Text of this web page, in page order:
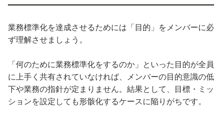
業務標準化を達成させるためには「目的」をメンバーに必
ず理解させましょう。
「何のために業務標準化をするのか」といった目的が全員
に上手く共有されていなければ、メンバーの目的意識の低
下や業務の指針が定まりません。結果として、目標・ミッ
ションを設定しても形骸化するケースに陥りがちです。